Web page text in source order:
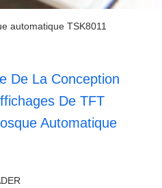
automatique TSK8011
De La Conception
De TFT
Automatique